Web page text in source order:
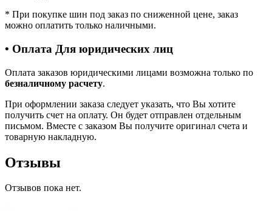
* При покупке шин под заказ по сниженной цене, заказ
можно оплатить только наличными.
• Оплата Для юридических лиц
Оплата заказов юридическими лицами возможна только по
безналичному расчету.
При оформлении заказа следует указать, что Вы хотите
получить счет на оплату. Он будет отправлен отдельным
письмом. Вместе с заказом Вы получите оригинал счета и
товарную накладную.
Отзывы
Отзывов пока нет.